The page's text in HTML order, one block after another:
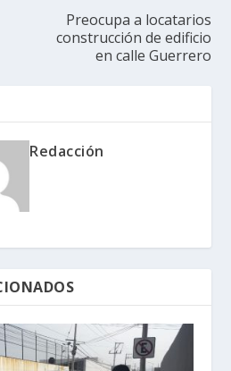
Preocupa a locatarios
construcción de edificio
en calle Guerrero
Redacción